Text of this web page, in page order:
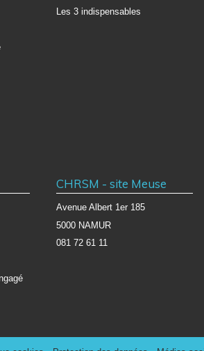
Les 3 indispensables
CHRSM - site Meuse
Avenue Albert 1er 185
5000 NAMUR
081 72 61 11